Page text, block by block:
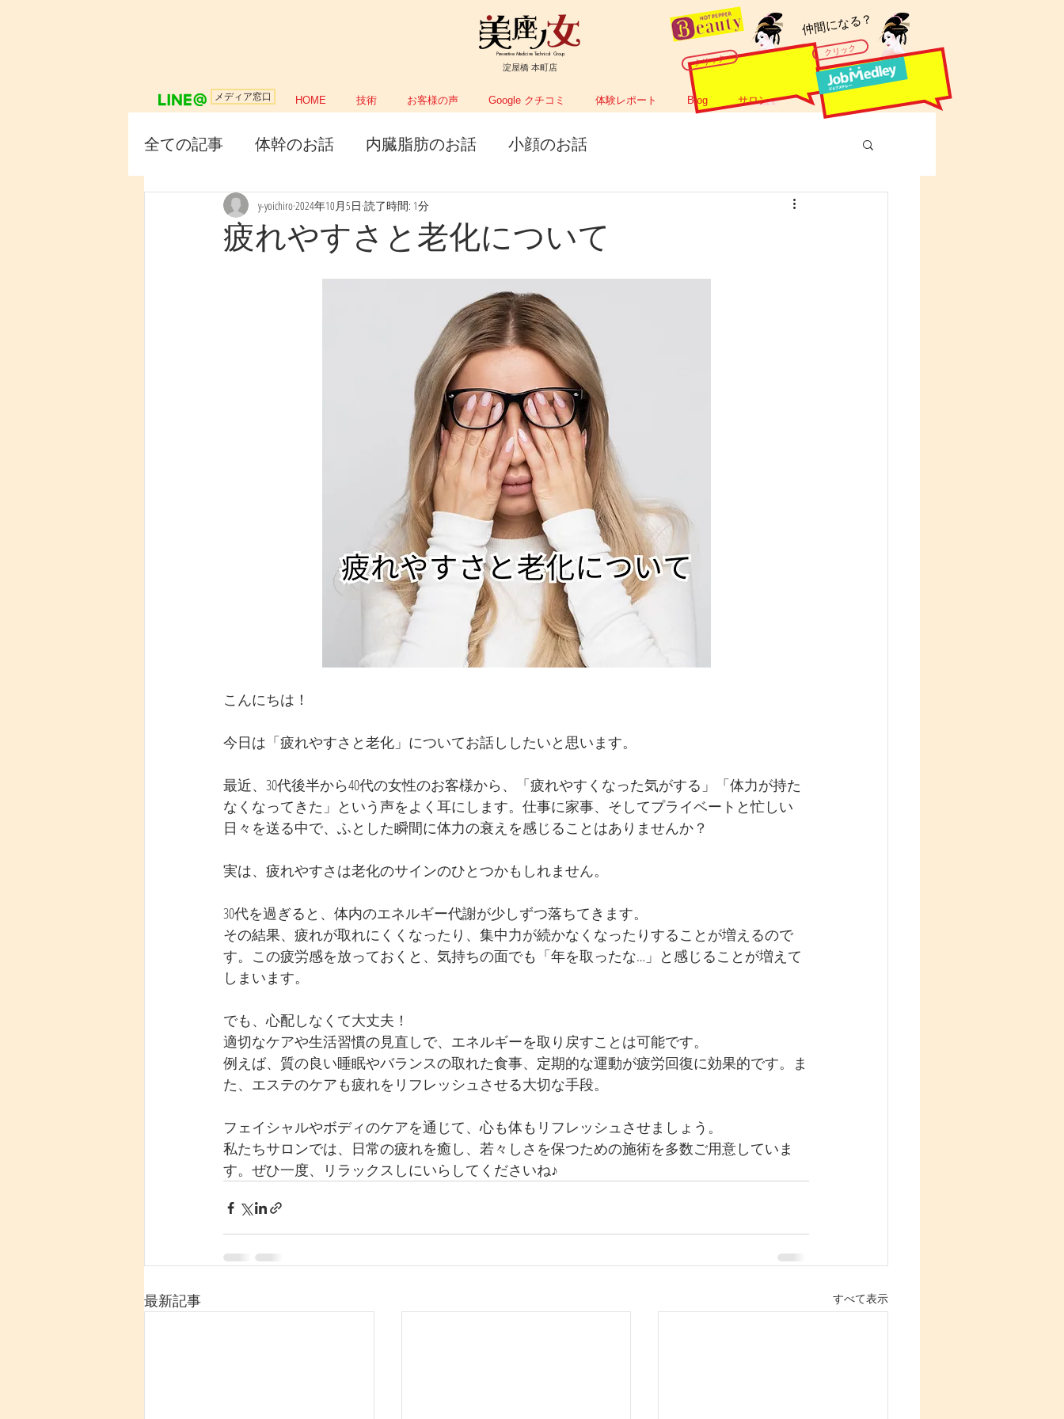
メディア窓口
Preventive Medicine Technical Group
淀屋橋 本町店 クリック
HOME 技術 お客様の声 Google クチコミ 体験レポート Blog サロン
​仲間になる？
クリック
全ての記事 体幹のお話 内臓脂肪のお話 小顔のお話
疲れやすさと老化について
y-yoichiro2024年10月5日 読了時間: 1分
こんにちは！
今日は「疲れやすさと老化」についてお話ししたいと思います。
最近、30代後半から40代の女性のお客様から、「疲れやすくなった気がする」「体力が持た
なくなってきた」という声をよく耳にします。仕事に家事、そしてプライベートと忙しい
日々を送る中で、ふとした瞬間に体力の衰えを感じることはありませんか？
実は、疲れやすさは老化のサインのひとつかもしれません。
30代を過ぎると、体内のエネルギー代謝が少しずつ落ちてきます。
その結果、疲れが取れにくくなったり、集中力が続かなくなったりすることが増えるので
す。この疲労感を放っておくと、気持ちの面でも「年を取ったな…」と感じることが増えて
しまいます。
でも、心配しなくて大丈夫！
適切なケアや生活習慣の見直しで、エネルギーを取り戻すことは可能です。
例えば、質の良い睡眠やバランスの取れた食事、定期的な運動が疲労回復に効果的です。ま
た、エステのケアも疲れをリフレッシュさせる大切な手段。
フェイシャルやボディのケアを通じて、心も体もリフレッシュさせましょう。
私たちサロンでは、日常の疲れを癒し、若々しさを保つための施術を多数ご用意していま
す。ぜひ一度、リラックスしにいらしてくださいね♪
最新記事 すべて表示